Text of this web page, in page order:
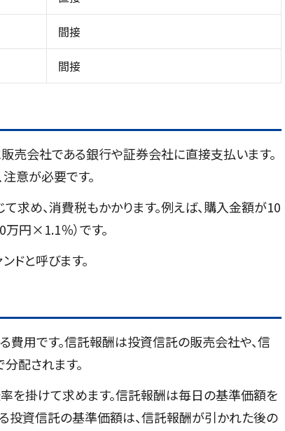
間接
間接
売会社である銀行や証券会社に直接支払います。
意が必要です。
め、消費税もかかります。例えば、購入金額が10
円×1.1％）です。
ドと呼びます。
用です。信託報酬は投資信託の販売会社や、信
配されます。
を掛けて求めます。信託報酬は毎日の基準価額を
投資信託の基準価額は、信託報酬が引かれた後の